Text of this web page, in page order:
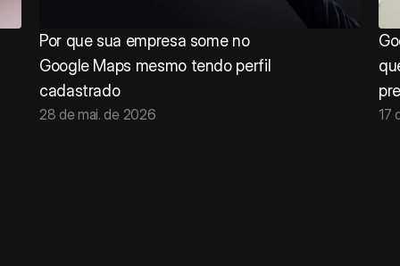
Por que sua empresa some no
Google Maps mesmo tendo perfil
cadastrado
28 de mai. de 2026 17